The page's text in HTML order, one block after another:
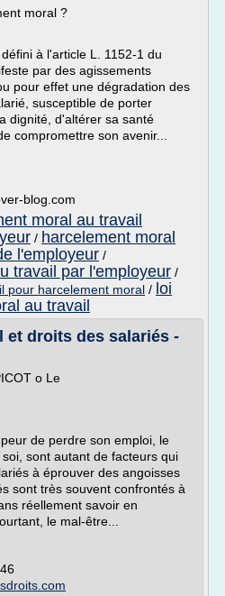
moral ?
à l'article L. 1152-1 du
par des agissements
pour effet une dégradation des
susceptible de porter
dignité, d'altérer sa santé
compromettre son avenir...
blog.com
moral au travail
/ harcelement moral
l'employeur /
travail par l'employeur /
pour harcelement moral / loi
au travail
et droits des salariés -
o Le
de perdre son emploi, le
sont autant de facteurs qui
à éprouver des angoisses
sont très souvent confrontés à
réellement savoir en
le mal-être...